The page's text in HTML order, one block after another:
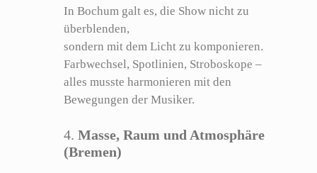
In Bochum galt es, die Show nicht zu
überblenden,
sondern mit dem Licht zu komponieren.
Farbwechsel, Spotlinien, Stroboskope –
alles musste harmonieren mit den
Bewegungen der Musiker.
4. Masse, Raum und Atmosphäre
(Bremen)